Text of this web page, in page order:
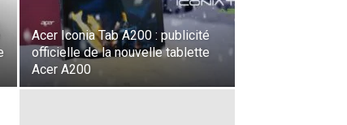
Acer Iconia Tab A200 : publicité
officielle de la nouvelle tablette
Acer A200